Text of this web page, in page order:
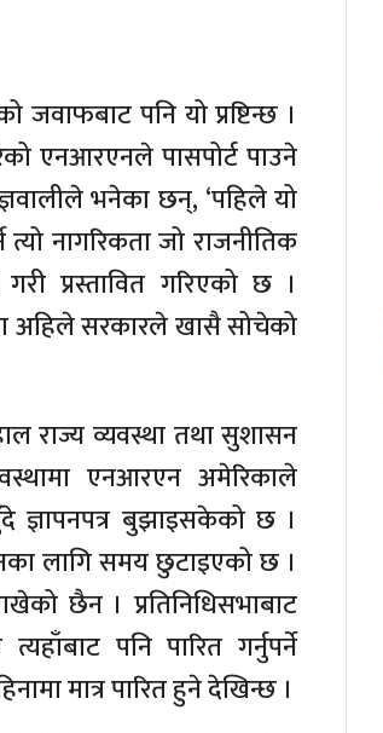
जवाफबाट पनि यो प्रष्टिन्छ ।
एनआरएनले पासपोर्ट पाउने
ज्ञवालीले भनेका छन्, ‘पहिले यो
त्यो नागरिकता जो राजनीतिक
प्रस्तावित गरिएको छ ।
अहिले सरकारले खासै सोचेको
राज्य व्यवस्था तथा सुशासन
एनआरएन अमेरिकाले
ज्ञापनपत्र बुझाइसकेको छ ।
लागि समय छुटाइएको छ ।
छैन । प्रतिनिधिसभाबाट
पनि पारित गर्नुपर्ने
मात्र पारित हुने देखिन्छ ।